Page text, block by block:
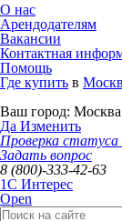
О нас
Арендодателям
Вакансии
Контактная
Помощь
Где купить в
Ваш город: Москва
Да Изменить
Проверка статуса
Задать вопрос
8 (800)-333-42-63
1C Интерес
Open